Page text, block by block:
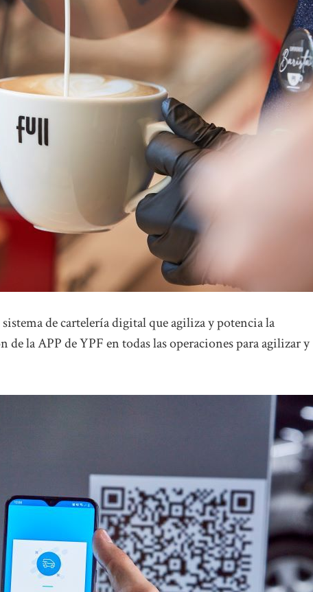
de cartelería digital que agiliza y potencia la
la APP de YPF en todas las operaciones para agilizar y